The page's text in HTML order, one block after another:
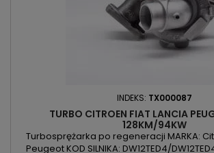
INDEKS: TX000087
TURBO CITROEN FIAT LANCIA
128KM/94KW
Turbosprężarka po regeneracji MARKA:
Peugeot KOD SILNIKA: DW12TED4/